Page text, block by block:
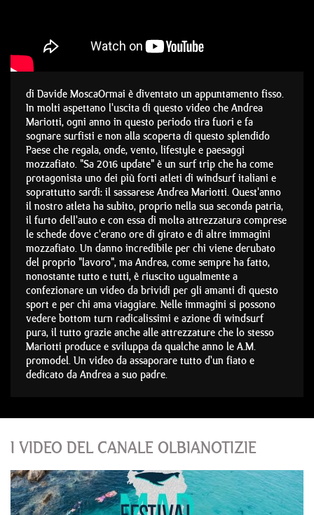
di Davide MoscaOrmai è diventato un appuntamento fisso.
In molti aspettano l'uscita di questo video che Andrea
Mariotti, ogni anno in questo periodo tira fuori e fa
sognare surfisti e non alla scoperta di questo splendido
Paese che regala, onde, vento, lifestyle e paesaggi
mozzafiato. "Sa 2016 update" è un surf trip che ha come
protagonista uno dei più forti atleti di windsurf italiani e
soprattutto sardi: il sassarese Andrea Mariotti. Quest'anno
il nostro atleta ha subito, proprio nella sua seconda patria,
il furto dell'auto e con essa di molta attrezzatura comprese
le schede dove c'erano ore di girato e di altre immagini
mozzafiato. Un danno incredibile per chi viene derubato
del proprio "lavoro", ma Andrea, come sempre ha fatto,
nonostante tutto e tutti, è riuscito ugualmente a
confezionare un video da brividi per gli amanti di questo
sport e per chi ama viaggiare. Nelle immagini si possono
vedere bottom turn radicalissimi e azione di windsurf
pura, il tutto grazie anche alle attrezzature che lo stesso
Mariotti produce e sviluppa da qualche anno le A.M.
promodel. Un video da assaporare tutto d'un fiato e
dedicato da Andrea a suo padre.
I VIDEO DEL CANALE OLBIANOTIZIE